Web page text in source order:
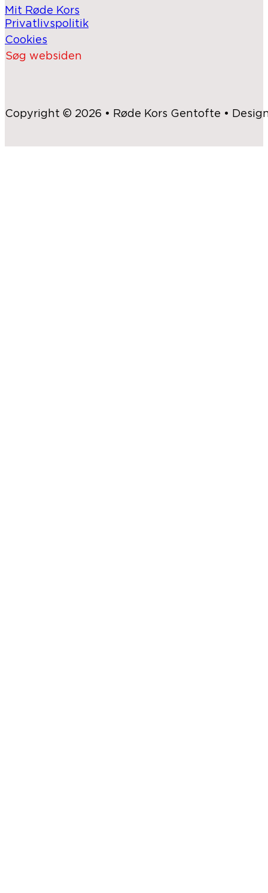
Mit Røde Kors
Privatlivspolitik
Cookies
Søg websiden
Copyright © 2026 • Røde Kors Gentofte •